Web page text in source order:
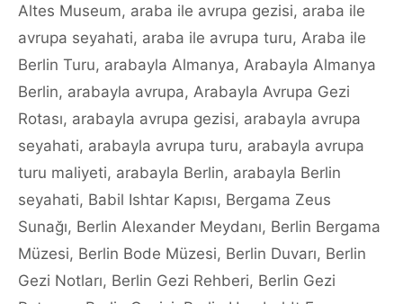
Altes Museum, araba ile avrupa gezisi, araba ile
avrupa seyahati, araba ile avrupa turu, Araba ile
Berlin Turu, arabayla Almanya, Arabayla Almanya
Berlin, arabayla avrupa, Arabayla Avrupa Gezi
Rotası, arabayla avrupa gezisi, arabayla avrupa
seyahati, arabayla avrupa turu, arabayla avrupa
turu maliyeti, arabayla Berlin, arabayla Berlin
seyahati, Babil Ishtar Kapısı, Bergama Zeus
Sunağı, Berlin Alexander Meydanı, Berlin Bergama
Müzesi, Berlin Bode Müzesi, Berlin Duvarı, Berlin
Gezi Notları, Berlin Gezi Rehberi, Berlin Gezi